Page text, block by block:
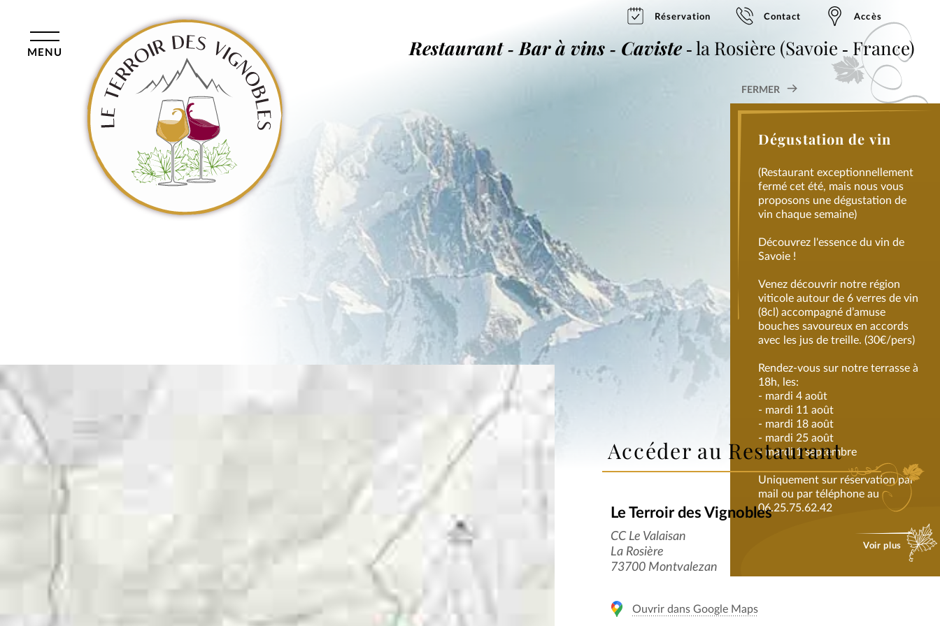
contenu
MENU
Réservation Contact Accès
Restaurant ‐ Bar à vins ‐ Caviste‐la Rosière (Savoie ‐ France)
DÉGUSTATION DE VIN
Dégustation de vin
(Restaurant exceptionnellement
fermé cet été, mais nous vous
proposons une dégustation de
vin chaque semaine)
Découvrez l'essence du vin de
Savoie !
Venez découvrir notre région
viticole autour de 6 verres de vin
(8cl) accompagné d’amuse
bouches savoureux en accords
avec les jus de treille. (30€/pers)
Rendez-vous sur notre terrasse à
18h, les:
- mardi 4 août
- mardi 11 août
- mardi 18 août
- mardi 25 août
- mardi 1 septembre
Uniquement sur réservation par
mail ou par téléphone au
06.25.75.62.42
Voir plus
FERMER
Accéder au Restaurant
Le Terroir des Vignobles
CC Le Valaisan
La Rosière
73700 Montvalezan
Ouvrir dans Google Maps